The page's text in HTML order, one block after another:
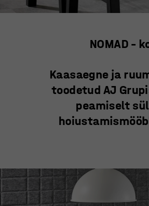
NOMAD –
Kaasaegne ja
toodetud AJ
peamiselt